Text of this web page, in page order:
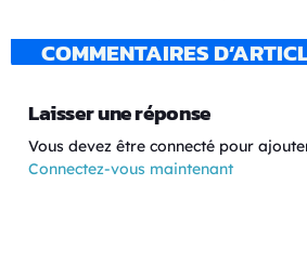
COMMENTAIRES
Laisser une réponse
Vous devez être connecté pour
Connectez-vous maintenant